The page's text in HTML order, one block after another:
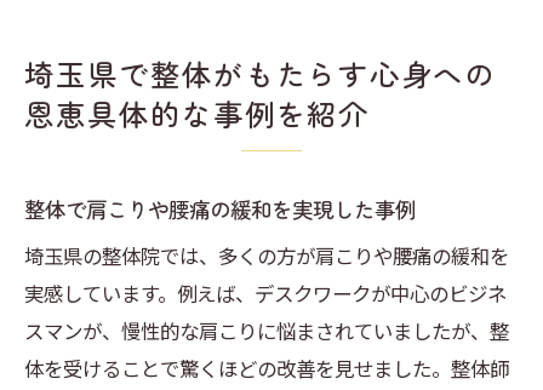
埼玉県で整体がもたらす心身への
恩恵具体的な事例を紹介
整体で肩こりや腰痛の緩和を実現した事例
埼玉県の整体院では、多くの方が肩こりや腰痛の緩和を
実感しています。例えば、デスクワークが中心のビジネ
スマンが、慢性的な肩こりに悩まされていましたが、整
体を受けることで驚くほどの改善を見せました。整体師